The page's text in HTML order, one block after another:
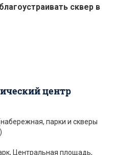
сквер в
центр
парки и скверы
Центральная площадь,